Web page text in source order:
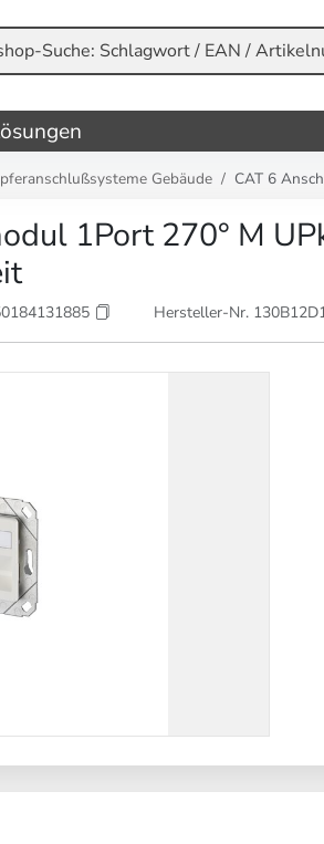
Gebäude CAT 6
1Port 270° M
Hersteller-Nr.